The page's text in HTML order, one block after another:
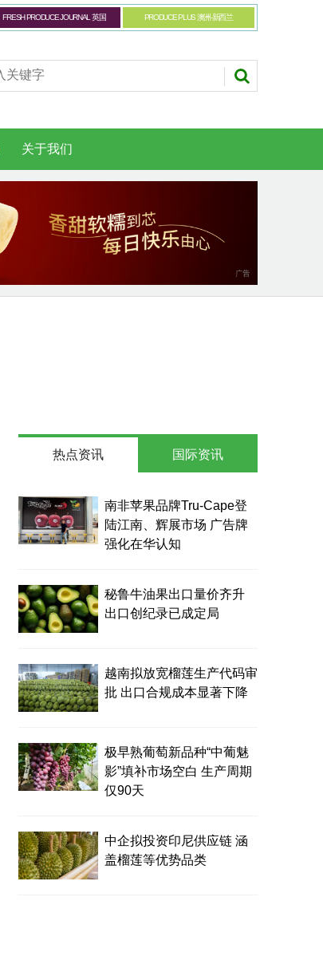
FRESH PRODUCE JOURNAL 英国 PRODUCE PLUS 澳洲-新西兰
关于我们
热点资讯
南非苹果品牌Tru-Cape登
陆江南、辉展市场 广告牌
强化在华认知
秘鲁牛油果出口量价齐升
出口创纪录已成定局
越南拟放宽榴莲生产代码审
批 出口合规成本显著下降
极早熟葡萄新品种“中葡魅
影”填补市场空白 生产周期
仅90天
中企拟投资印尼供应链 涵
盖榴莲等优势品类
国际资讯